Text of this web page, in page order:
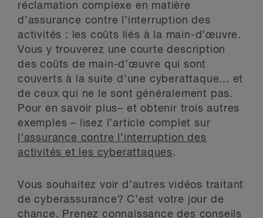
réclamation complexe en matière
d’assurance contre l’interruption des
activités : les coûts liés à la main-d’œuvre.
Vous y trouverez une courte description
des coûts de main-d’œuvre qui sont
couverts à la suite d’une cyberattaque... et
de ceux qui ne le sont généralement pas.
Pour en savoir plus– et obtenir trois autres
exemples – lisez l’article complet sur
l’assurance contre l’interruption des
activités et les cyberattaques.
Vous souhaitez voir d’autres vidéos traitant
de cyberassurance? C’est votre jour de
chance. Prenez connaissance des conseils